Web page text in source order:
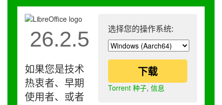
选择您的操作系统:
下载
Torrent 种子, 信息
26.2.5
如果您是技术
热衷者、早期
使用者、或者